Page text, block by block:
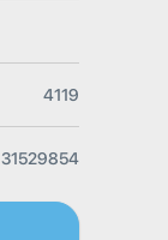
4119
31529854